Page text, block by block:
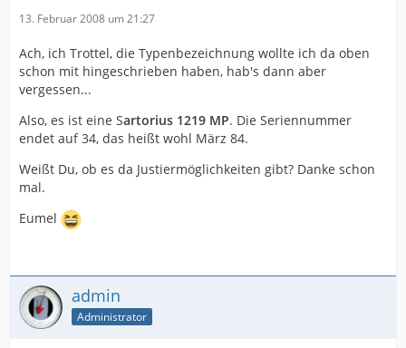
13. Februar 2008 um 21:27
Ach, ich Trottel, die Typenbezeichnung wollte ich da oben
schon mit hingeschrieben haben, hab's dann aber
vergessen...
Also, es ist eine Sartorius 1219 MP. Die Seriennummer
endet auf 34, das heißt wohl März 84.
Weißt Du, ob es da Justiermöglichkeiten gibt? Danke schon
mal.
Eumel
admin
Administrator